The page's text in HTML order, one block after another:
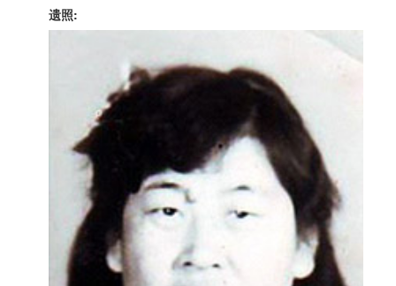
遗照: